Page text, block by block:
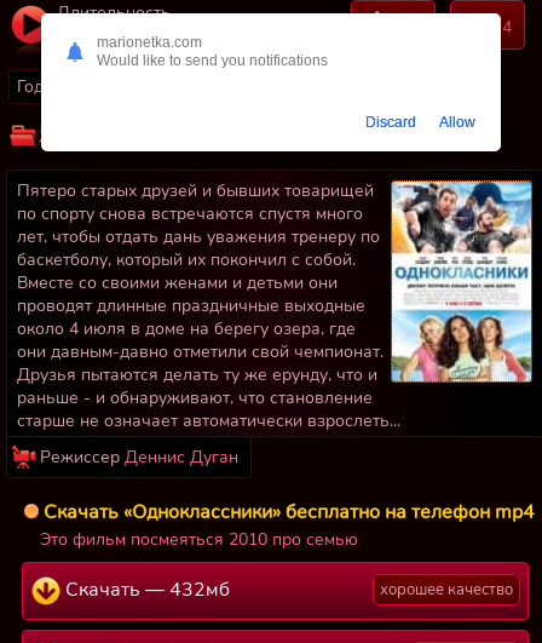
Длительность
01:42:20
24
Год:
Жанр:
Пятеро старых друзей и бывших товарищей
по спорту снова встречаются спустя много
лет, чтобы отдать дань уважения тренеру по
баскетболу, который их покончил с собой.
Вместе со своими женами и детьми они
проводят длинные праздничные выходные
около 4 июля в доме на берегу озера, где
они давным-давно отметили свой чемпионат.
Друзья пытаются делать ту же ерунду, что и
раньше - и обнаруживают, что становление
старше не означает автоматически взрослеть...
Режиссер Деннис Дуган
Скачать «Одноклассники» бесплатно на телефон mp4
Это фильм посмеяться 2010 про семью
Скачать — 432мб хорошее качество
marionetka.com
Would like to send you notifications
Discard Allow